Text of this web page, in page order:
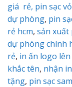
giá rẻ, pin sạc
dự phòng, pin
rẻ hcm, sản xuất
dự phòng chính
rẻ, in ấn logo
khắc tên, nhận
tặng, pin sạc